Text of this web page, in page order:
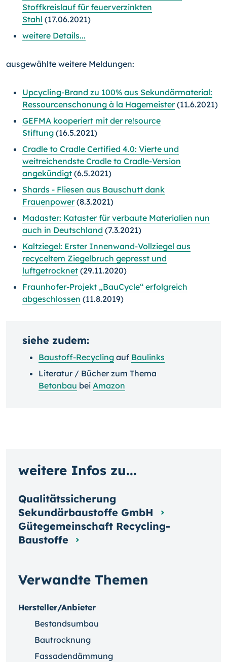
Stoffkreislauf für feuerverzinkten
Stahl (17.06.2021)
weitere Details...
ausgewählte weitere Meldungen:
Upcycling-Brand zu 100% aus Sekundärmaterial:
Ressourcenschonung à la Hagemeister(11.6.2021)
GEFMA kooperiert mit der re!source
Stiftung (16.5.2021)
Cradle to Cradle Certified 4.0: Vierte und
weitreichendste Cradle to Cradle-Version
angekündigt (6.5.2021)
Shards - Fliesen aus Bauschutt dank
Frauenpower(8.3.2021)
Madaster: Kataster für verbaute Materialien nun
auch in Deutschland (7.3.2021)
Kaltziegel: Erster Innenwand-Vollziegel aus
recyceltem Ziegelbruch gepresst und
luftgetrocknet (29.11.2020)
Fraunhofer-Projekt „BauCycle“ erfolgreich
abgeschlossen (11.8.2019)
siehe zudem:
Baustoff-Recycling auf Baulinks
Literatur / Bücher zum Thema
Betonbau bei Amazon
Verwandte Themen
Hersteller/Anbieter
Bestandsumbau
Bautrocknung
Fassadendämmung
weitere Infos zu...
Qualitätssicherung
Sekundärbaustoffe GmbH
Gütegemeinschaft Recycling-
Baustoffe